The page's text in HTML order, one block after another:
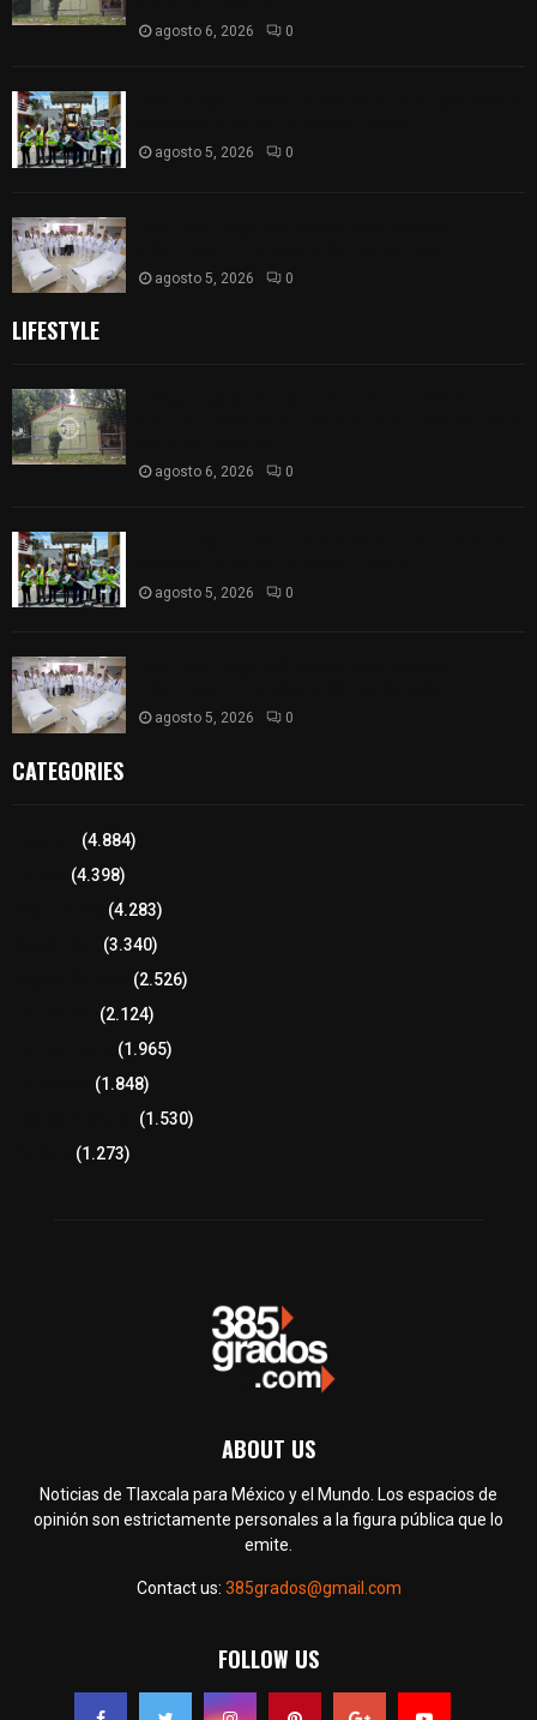
agosto 6, 2026 0
agosto 5, 2026 0
agosto 5, 2026 0
LIFESTYLE
agosto 6, 2026 0
agosto 5, 2026 0
agosto 5, 2026 0
CATEGORIES
(4.884)
(4.398)
(4.283)
(3.340)
(2.526)
(2.124)
(1.965)
(1.848)
(1.530)
(1.273)
ABOUT US
Noticias de Tlaxcala para México y el Mundo. Los espacios de
opinión son estrictamente personales a la figura pública que lo
emite.
Contact us: 385grados@gmail.com
FOLLOW US